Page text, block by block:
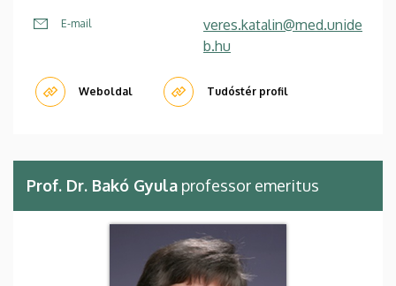
E-mail
veres.katalin@med.unide
b.hu
Weboldal Tudóstér profil
Prof. Dr. Bakó Gyula professor emeritus